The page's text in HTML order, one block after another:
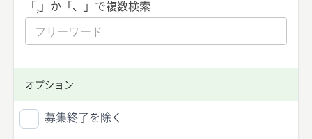
「,」か「、」で複数検索
オプション
募集終了を除く